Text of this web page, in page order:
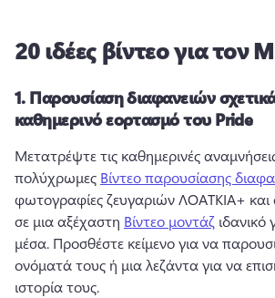
20 ιδέες βίντεο για τον
1. Παρουσίαση διαφανειών
καθημερινό εορτασμό του Pride
Μετατρέψτε τις καθημερινές
πολύχρωμες Βίντεο παρουσίασης
φωτογραφίες ζευγαριών ΛΟΑΤΚΙΑ+ και
σε μια αξέχαστη Βίντεο μοντάζ ιδανικό
μέσα. Προσθέστε κείμενο για να
ονόματά τους ή μια λεζάντα για να
ιστορία τους.